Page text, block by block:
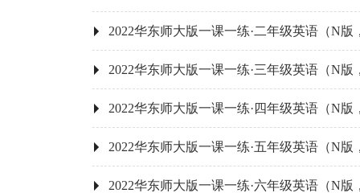
2022华东师大版一课一练·二年级英语（N版
2022华东师大版一课一练·三年级英语（N版
2022华东师大版一课一练·四年级英语（N版
2022华东师大版一课一练·五年级英语（N版
2022华东师大版一课一练·六年级英语（N版